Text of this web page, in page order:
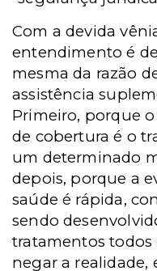
Com a devida
entendimento é
mesma da razão
assistência
Primeiro, porque
de cobertura é o
um determinado
depois, porque a
saúde é rápida,
sendo
tratamentos todos
negar a